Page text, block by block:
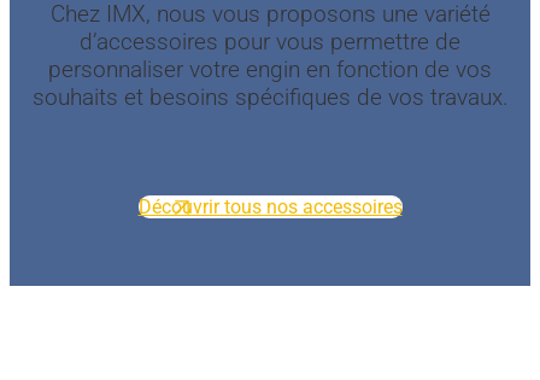
Chez IMX, nous vous proposons une variété
d’accessoires pour vous permettre de
personnaliser votre engin en fonction de vos
souhaits et besoins spécifiques de vos travaux.
Découvrir tous nos accessoires